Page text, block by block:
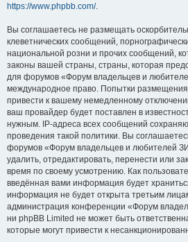
https://www.phpbb.com/.
Вы соглашаетесь не размещать
клеветнических сообщений,
национальной розни и прочих сообщений,
законы вашей страны, страны, которая
для форумов «Форум владельцев и
международное право. Попытки размещения
привести к вашему немедленному
ваш провайдер будет поставлен в
нужным. IP-адреса всех сообщений
проведения такой политики. Вы
форумов «Форум владельцев и любителей
удалить, отредактировать, перенести или
время по своему усмотрению. Как
введённая вами информация будет
информация не будет открыта третьим
администрация конференции «Форум
ни phpBB Limited не может быть
которые могут привести к